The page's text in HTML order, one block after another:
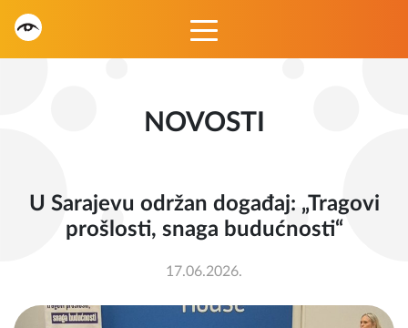
NOVOSTI
U Sarajevu održan događaj: „Tragovi
prošlosti, snaga budućnosti“
17.06.2026.